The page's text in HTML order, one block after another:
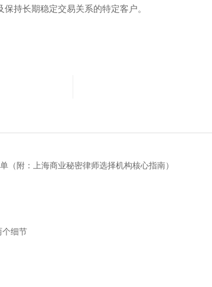
持长期稳定交易关系的特定客户。
（附：上海商业秘密律师选择机构核心指南）
细节